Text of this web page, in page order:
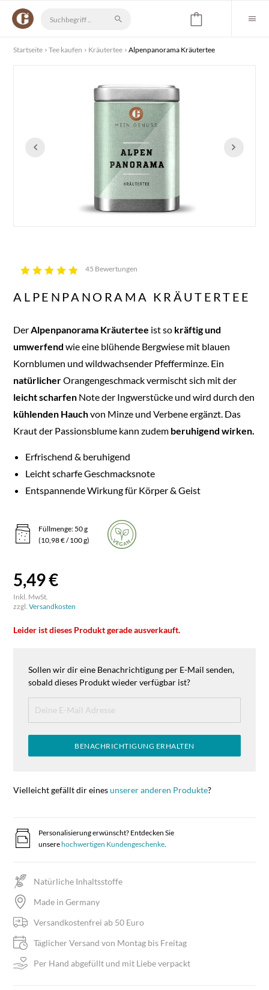
Startseite Tee kaufen Kräutertee Alpenpanorama Kräutertee
45 Bewertungen
ALPENPANORAMA KRÄUTERTEE
DerAlpenpanorama Kräutertee ist so kräftigund
umwerfend wie eine blühende Bergwiese mit blauen
Kornblumen und wildwachsender Pfefferminze. Ein
natürlicherOrangengeschmack vermischt sich mit der
leicht scharfen Note der Ingwerstücke und wird durch den
kühlenden Hauchvon Minze und Verbene ergänzt. Das
Kraut der Passionsblume kann zudem beruhigend wirken.
Erfrischend & beruhigend
Leicht scharfe Geschmacksnote
Entspannende Wirkung für Körper & Geist
Füllmenge: 50 g
(10,98 € / 100 g)
5,49 €
Inkl. MwSt.
zzgl.Versandkosten
Leider ist dieses Produkt gerade ausverkauft.
Sollen wir dir eine Benachrichtigung per E-Mail senden,
sobald dieses Produkt wieder verfügbar ist?
BENACHRICHTIGUNG ERHALTEN
Vielleicht gefällt dir einesunserer anderen Produkte?
Personalisierung erwünscht? Entdecken Sie
unserehochwertigen Kundengeschenke.
Natürliche Inhaltsstoffe
Made in Germany
Versandkostenfrei ab 50 Euro
Täglicher Versand von Montag bis Freitag
Per Hand abgefüllt und mit Liebe verpackt